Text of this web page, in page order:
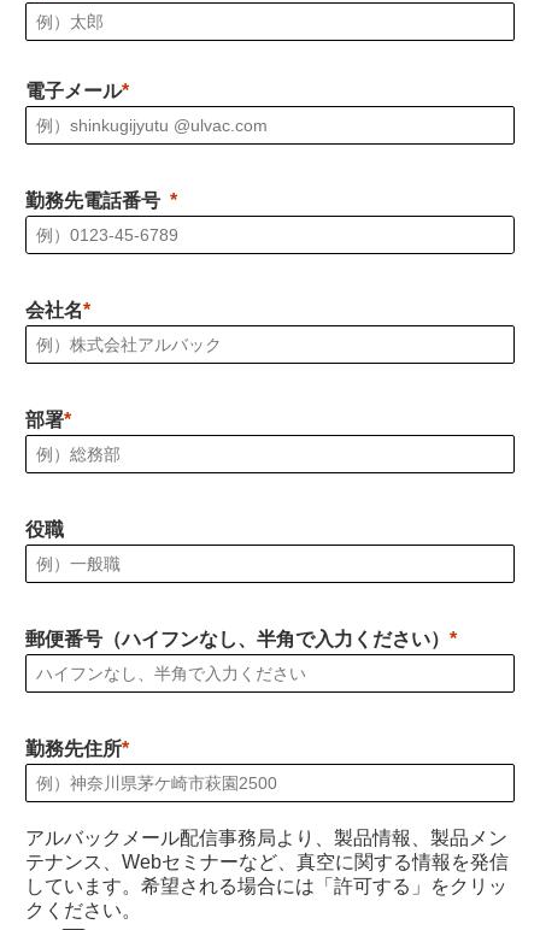
電子メール
勤務先電話番号
会社名
部署
役職
郵便番号（ハイフンなし、半角で入力ください）
勤務先住所
アルバックメール配信事務局より、製品情報、製品メン
テナンス、Webセミナーなど、真空に関する情報を発信
しています。希望される場合には「許可する」をクリッ
クください。